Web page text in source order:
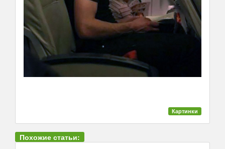
Картинки
Похожие статьи: